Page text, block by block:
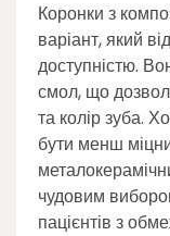
Коронки з
варіант, який
доступністю.
смол, що
та колір зуба.
бути менш
чудовим
пацієнтів з